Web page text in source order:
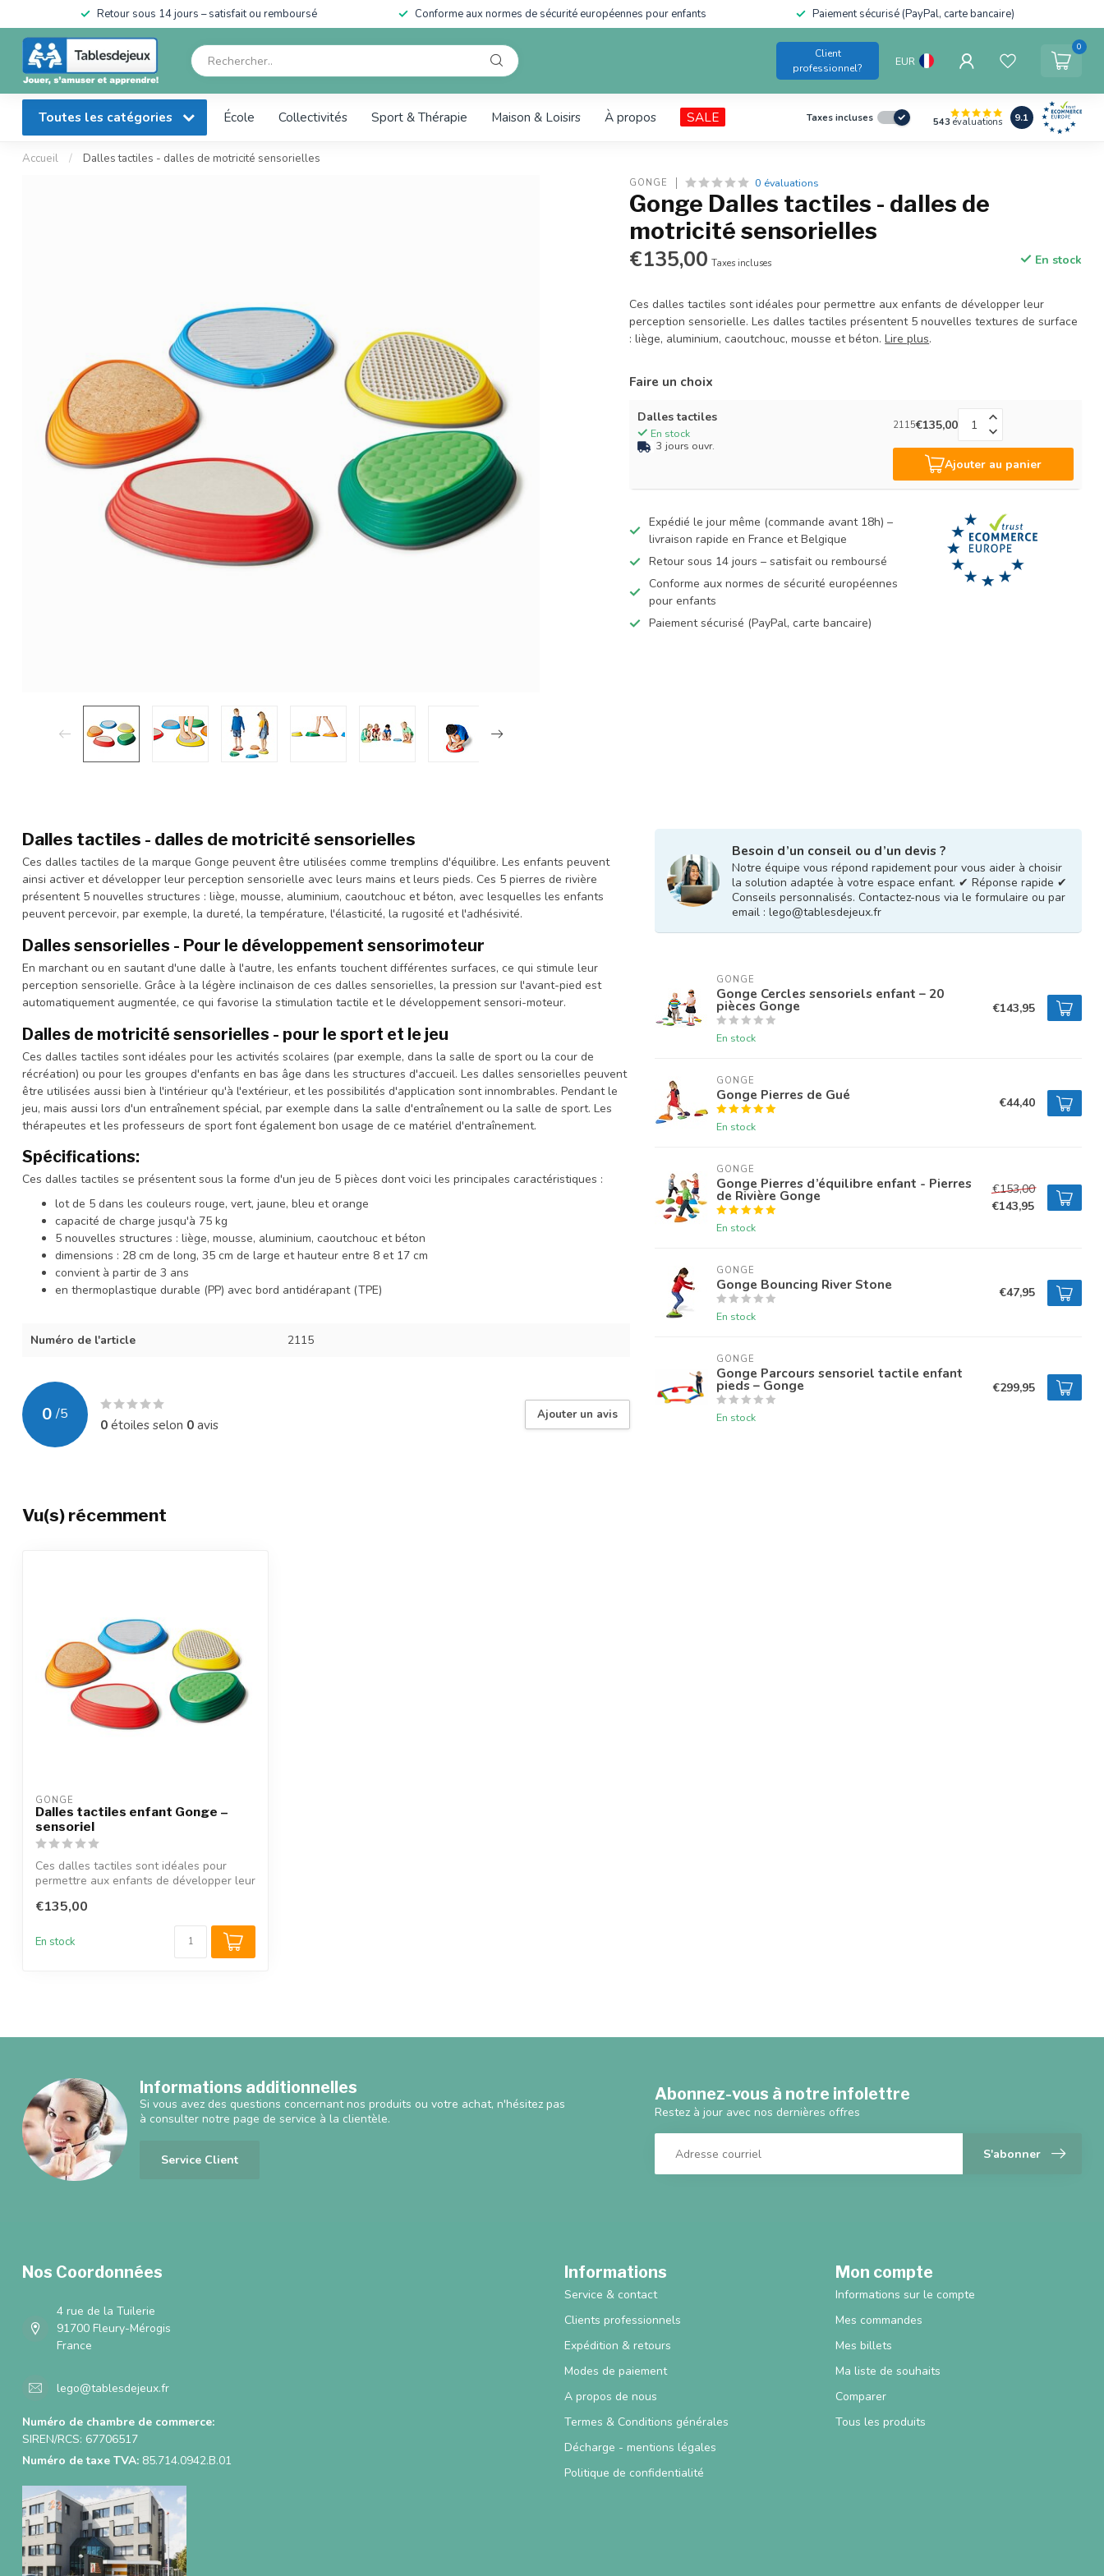
Retour sous 14 jours – satisfait ou remboursé Conforme aux normes de sécurité européennes pour enfants Paiement sécurisé (PayPal, carte bancaire)
Client
professionnel?
EUR
0
Toutes les catégories École Collectivités Sport & Thérapie Maison & Loisirs À propos SALE Taxes incluses 543 évaluations 9.1
Accueil / Dalles tactiles - dalles de motricité sensorielles
GONGE 0 évaluations
Gonge Dalles tactiles - dalles de
motricité sensorielles
€135,00 Taxes incluses En stock
Ces dalles tactiles sont idéales pour permettre aux enfants de développer leur
perception sensorielle. Les dalles tactiles présentent 5 nouvelles textures de surface
: liège, aluminium, caoutchouc, mousse et béton.Lire plus.
Faire un choix
Dalles tactiles
En stock
3 jours ouvr.
2115€135,00
Ajouter au panier
Expédié le jour même (commande avant 18h) –
livraison rapide en France et Belgique
Retour sous 14 jours – satisfait ou remboursé
Conforme aux normes de sécurité européennes
pour enfants
Paiement sécurisé (PayPal, carte bancaire)
Dalles tactiles - dalles de motricité sensorielles
Ces dalles tactiles de la marque Gonge peuvent être utilisées comme tremplins d'équilibre. Les enfants peuvent
ainsi activer et développer leur perception sensorielle avec leurs mains et leurs pieds. Ces 5 pierres de rivière
présentent 5 nouvelles structures : liège, mousse, aluminium, caoutchouc et béton, avec lesquelles les enfants
peuvent percevoir, par exemple, la dureté, la température, l'élasticité, la rugosité et l'adhésivité.
Dalles sensorielles - Pour le développement sensorimoteur
En marchant ou en sautant d'une dalle à l'autre, les enfants touchent différentes surfaces, ce qui stimule leur
perception sensorielle. Grâce à la légère inclinaison de ces dalles sensorielles, la pression sur l'avant-pied est
automatiquement augmentée, ce qui favorise la stimulation tactile et le développement sensori-moteur.
Dalles de motricité sensorielles - pour le sport et le jeu
Ces dalles tactiles sont idéales pour les activités scolaires (par exemple, dans la salle de sport ou la cour de
récréation) ou pour les groupes d'enfants en bas âge dans les structures d'accueil. Les dalles sensorielles peuvent
être utilisées aussi bien à l'intérieur qu'à l'extérieur, et les possibilités d'application sont innombrables. Pendant le
jeu, mais aussi lors d'un entraînement spécial, par exemple dans la salle d'entraînement ou la salle de sport. Les
thérapeutes et les professeurs de sport font également bon usage de ce matériel d'entraînement.
Spécifications:
Ces dalles tactiles se présentent sous la forme d'un jeu de 5 pièces dont voici les principales caractéristiques :
lot de 5 dans les couleurs rouge, vert, jaune, bleu et orange
capacité de charge jusqu'à 75 kg
5 nouvelles structures : liège, mousse, aluminium, caoutchouc et béton
dimensions : 28 cm de long, 35 cm de large et hauteur entre 8 et 17 cm
convient à partir de 3 ans
en thermoplastique durable (PP) avec bord antidérapant (TPE)
Numéro de l'article 2115
0 /5
0étoiles selon 0avis
Ajouter un avis
Besoin d’un conseil ou d’un devis ?
Notre équipe vous répond rapidement pour vous aider à choisir
la solution adaptée à votre espace enfant. ✔ Réponse rapide ✔
Conseils personnalisés. Contactez-nous via le formulaire ou par
email : lego@tablesdejeux.fr
GONGE
Gonge Cercles sensoriels enfant – 20
pièces Gonge
En stock
€143,95
GONGE
Gonge Pierres de Gué
En stock
€44,40
GONGE
Gonge Pierres d’équilibre enfant - Pierres
de Rivière Gonge
En stock
€153,00
€143,95
GONGE
Gonge Bouncing River Stone
En stock
€47,95
GONGE
Gonge Parcours sensoriel tactile enfant
pieds – Gonge
En stock
€299,95
Vu(s) récemment
GONGE
Dalles tactiles enfant Gonge –
sensoriel
Ces dalles tactiles sont idéales pour
permettre aux enfants de développer leur
€135,00
En stock
Informations additionnelles
Si vous avez des questions concernant nos produits ou votre achat, n'hésitez pas
à consulter notre page de service à la clientèle.
Service Client
Abonnez-vous à notre infolettre
Restez à jour avec nos dernières offres
S'abonner
Nos Coordonnées
4 rue de la Tuilerie
91700 Fleury-Mérogis
France
lego@tablesdejeux.fr
Numéro de chambre de commerce:
SIREN/RCS: 67706517
Numéro de taxe TVA: 85.714.0942.B.01
Informations
Service & contact
Clients professionnels
Expédition & retours
Modes de paiement
A propos de nous
Termes & Conditions générales
Décharge - mentions légales
Politique de confidentialité
Mon compte
Informations sur le compte
Mes commandes
Mes billets
Ma liste de souhaits
Comparer
Tous les produits